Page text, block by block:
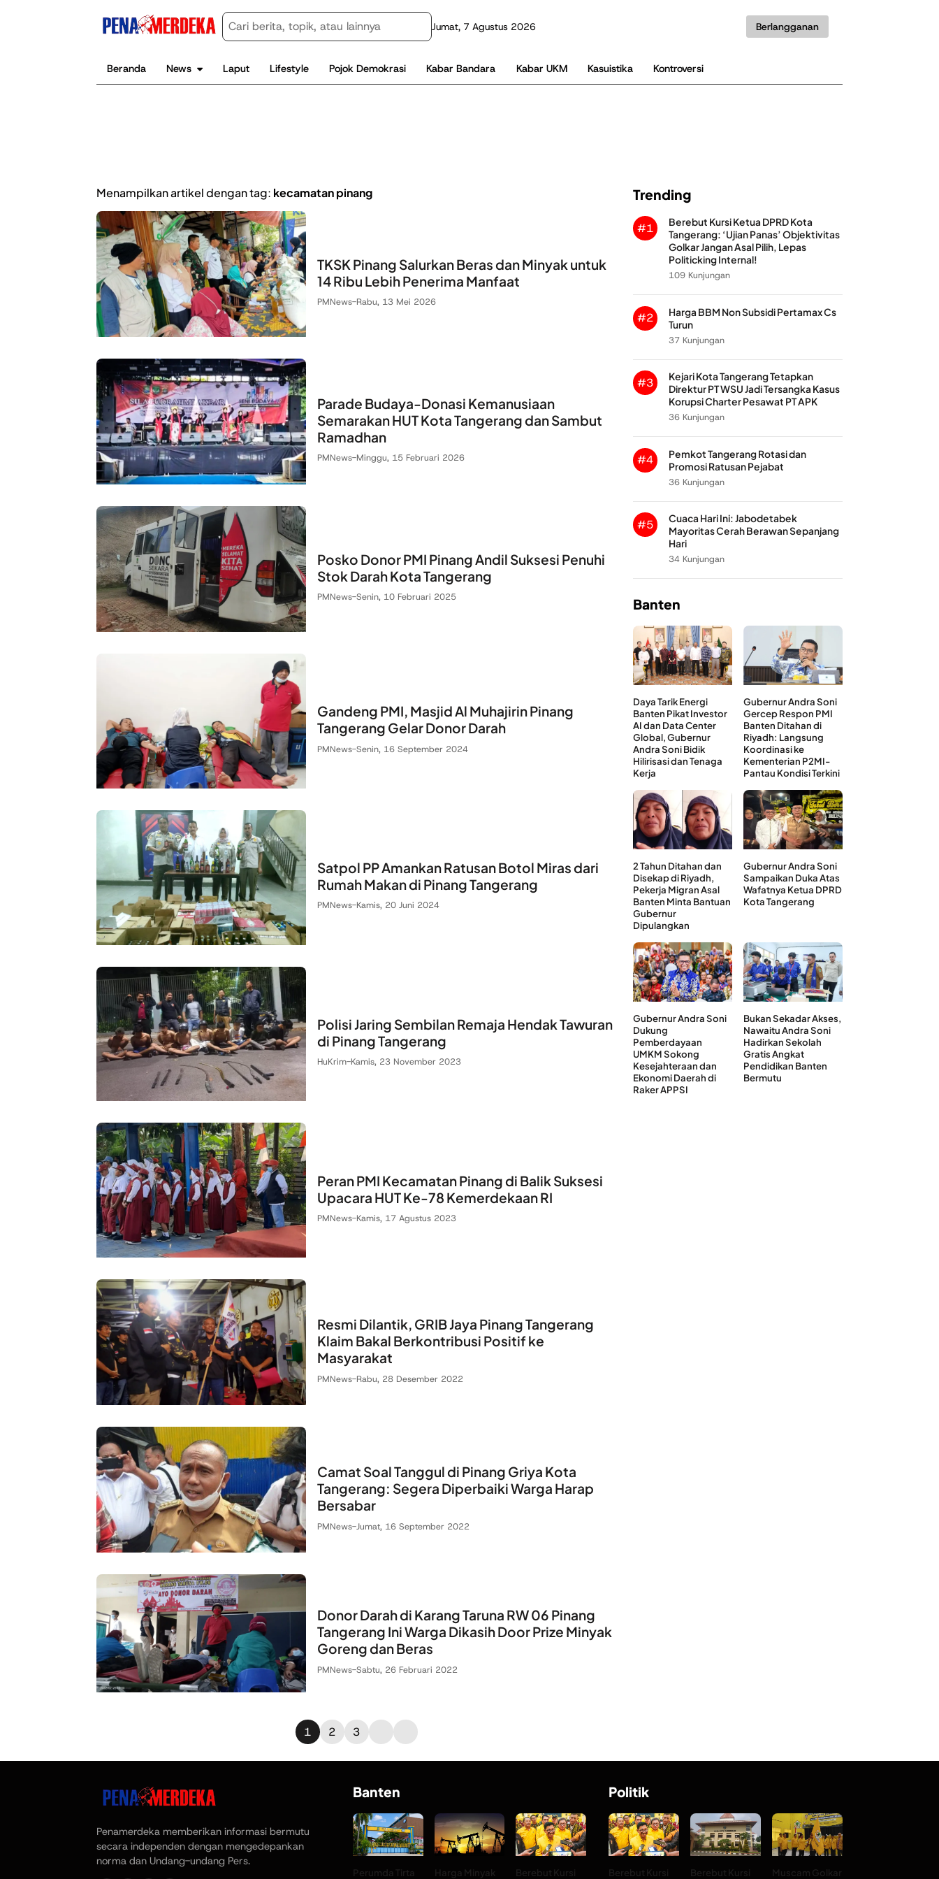
Jumat, 7 Agustus 2026 Berlangganan
Beranda News Laput Lifestyle Pojok Demokrasi Kabar Bandara Kabar UKM Kasuistika Kontroversi
Menampilkan artikel dengan tag: kecamatan pinang
TKSK Pinang Salurkan Beras dan Minyak untuk
14 Ribu Lebih Penerima Manfaat
PMNews-Rabu, 13 Mei 2026
Parade Budaya-Donasi Kemanusiaan
Semarakan HUT Kota Tangerang dan Sambut
Ramadhan
PMNews-Minggu, 15 Februari 2026
Posko Donor PMI Pinang Andil Suksesi Penuhi
Stok Darah Kota Tangerang
PMNews-Senin, 10 Februari 2025
Gandeng PMI, Masjid Al Muhajirin Pinang
Tangerang Gelar Donor Darah
PMNews-Senin, 16 September 2024
Satpol PP Amankan Ratusan Botol Miras dari
Rumah Makan di Pinang Tangerang
PMNews-Kamis, 20 Juni 2024
Polisi Jaring Sembilan Remaja Hendak Tawuran
di Pinang Tangerang
HuKrim-Kamis, 23 November 2023
Peran PMI Kecamatan Pinang di Balik Suksesi
Upacara HUT Ke-78 Kemerdekaan RI
PMNews-Kamis, 17 Agustus 2023
Resmi Dilantik, GRIB Jaya Pinang Tangerang
Klaim Bakal Berkontribusi Positif ke
Masyarakat
PMNews-Rabu, 28 Desember 2022
Camat Soal Tanggul di Pinang Griya Kota
Tangerang: Segera Diperbaiki Warga Harap
Bersabar
PMNews-Jumat, 16 September 2022
Donor Darah di Karang Taruna RW 06 Pinang
Tangerang Ini Warga Dikasih Door Prize Minyak
Goreng dan Beras
PMNews-Sabtu, 26 Februari 2022
1 2 3
Trending
#1
Berebut Kursi Ketua DPRD Kota
Tangerang: ‘Ujian Panas’ Objektivitas
Golkar Jangan Asal Pilih, Lepas
Politicking Internal!
109 Kunjungan
#2
Harga BBM Non Subsidi Pertamax Cs
Turun
37 Kunjungan
#3
Kejari Kota Tangerang Tetapkan
Direktur PT WSU Jadi Tersangka Kasus
Korupsi Charter Pesawat PT APK
36 Kunjungan
#4
Pemkot Tangerang Rotasi dan
Promosi Ratusan Pejabat
36 Kunjungan
#5
Cuaca Hari Ini: Jabodetabek
Mayoritas Cerah Berawan Sepanjang
Hari
34 Kunjungan
Banten
Daya Tarik Energi
Banten Pikat Investor
AI dan Data Center
Global, Gubernur
Andra Soni Bidik
Hilirisasi dan Tenaga
Kerja
Gubernur Andra Soni
Gercep Respon PMI
Banten Ditahan di
Riyadh: Langsung
Koordinasi ke
Kementerian P2MI-
Pantau Kondisi Terkini
2 Tahun Ditahan dan
Disekap di Riyadh,
Pekerja Migran Asal
Banten Minta Bantuan
Gubernur
Dipulangkan
Gubernur Andra Soni
Sampaikan Duka Atas
Wafatnya Ketua DPRD
Kota Tangerang
Gubernur Andra Soni
Dukung
Pemberdayaan
UMKM Sokong
Kesejahteraan dan
Ekonomi Daerah di
Raker APPSI
Bukan Sekadar Akses,
Nawaitu Andra Soni
Hadirkan Sekolah
Gratis Angkat
Pendidikan Banten
Bermutu
Penamerdeka memberikan informasi bermutu
secara independen dengan mengedepankan
norma dan Undang-undang Pers.
Banten
Perumda Tirta
Harga Minyak
Berebut Kursi
Politik
Berebut Kursi
Berebut Kursi
Muscam Golkar